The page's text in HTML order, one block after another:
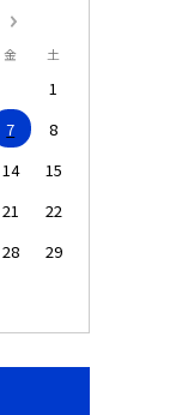
金 土
1
7
8
14
15
21
22
28
29